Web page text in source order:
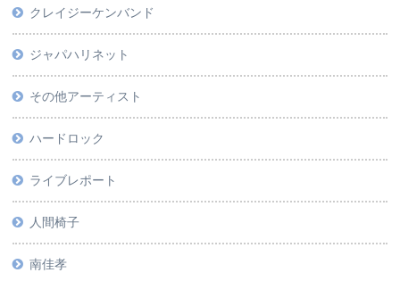
クレイジーケンバンド
ジャパハリネット
その他アーティスト
ハードロック
ライブレポート
人間椅子
南佳孝